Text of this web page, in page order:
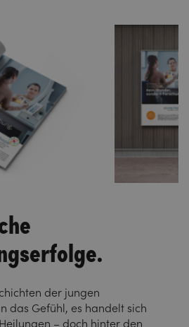
der jungen
das Gefühl, es handelt sich
– doch hinter den